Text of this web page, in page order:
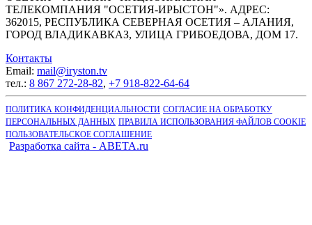
ТЕЛЕКОМПАНИЯ "ОСЕТИЯ-ИРЫСТОН"». АДРЕС:
362015, РЕСПУБЛИКА СЕВЕРНАЯ ОСЕТИЯ – АЛАНИЯ,
ГОРОД ВЛАДИКАВКАЗ, УЛИЦА ГРИБОЕДОВА, ДОМ 17.
Контакты
Email: mail@iryston.tv
тел.: 8 867 272-28-82, +7 918-822-64-64
ПОЛИТИКА КОНФИДЕНЦИАЛЬНОСТИ СОГЛАСИЕ НА ОБРАБОТКУ
ПЕРСОНАЛЬНЫХ ДАННЫХ ПРАВИЛА ИСПОЛЬЗОВАНИЯ ФАЙЛОВ COOKIE
ПОЛЬЗОВАТЕЛЬСКОЕ СОГЛАШЕНИЕ
Разработка сайта - ABETA.ru